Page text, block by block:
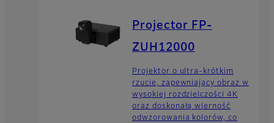
Projector FP-
ZUH12000
Projektor o ultra-krótkim
rzucie, zapewniający obraz w
wysokiej rozdzielczości 4K
oraz doskonałą wierność
odwzorowania kolorów, co